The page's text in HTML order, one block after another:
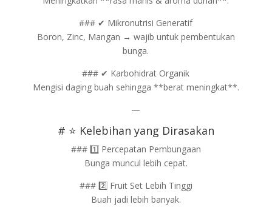
### ✔ Mikronutrisi Generatif
Boron, Zinc, Mangan → wajib untuk pembentukan
bunga.
### ✔ Karbohidrat Organik
Mengisi daging buah sehingga **berat meningkat**.
—
# ⭐ Kelebihan yang Dirasakan
### 1️⃣ Percepatan Pembungaan
Bunga muncul lebih cepat.
### 2️⃣ Fruit Set Lebih Tinggi
Buah jadi lebih banyak.